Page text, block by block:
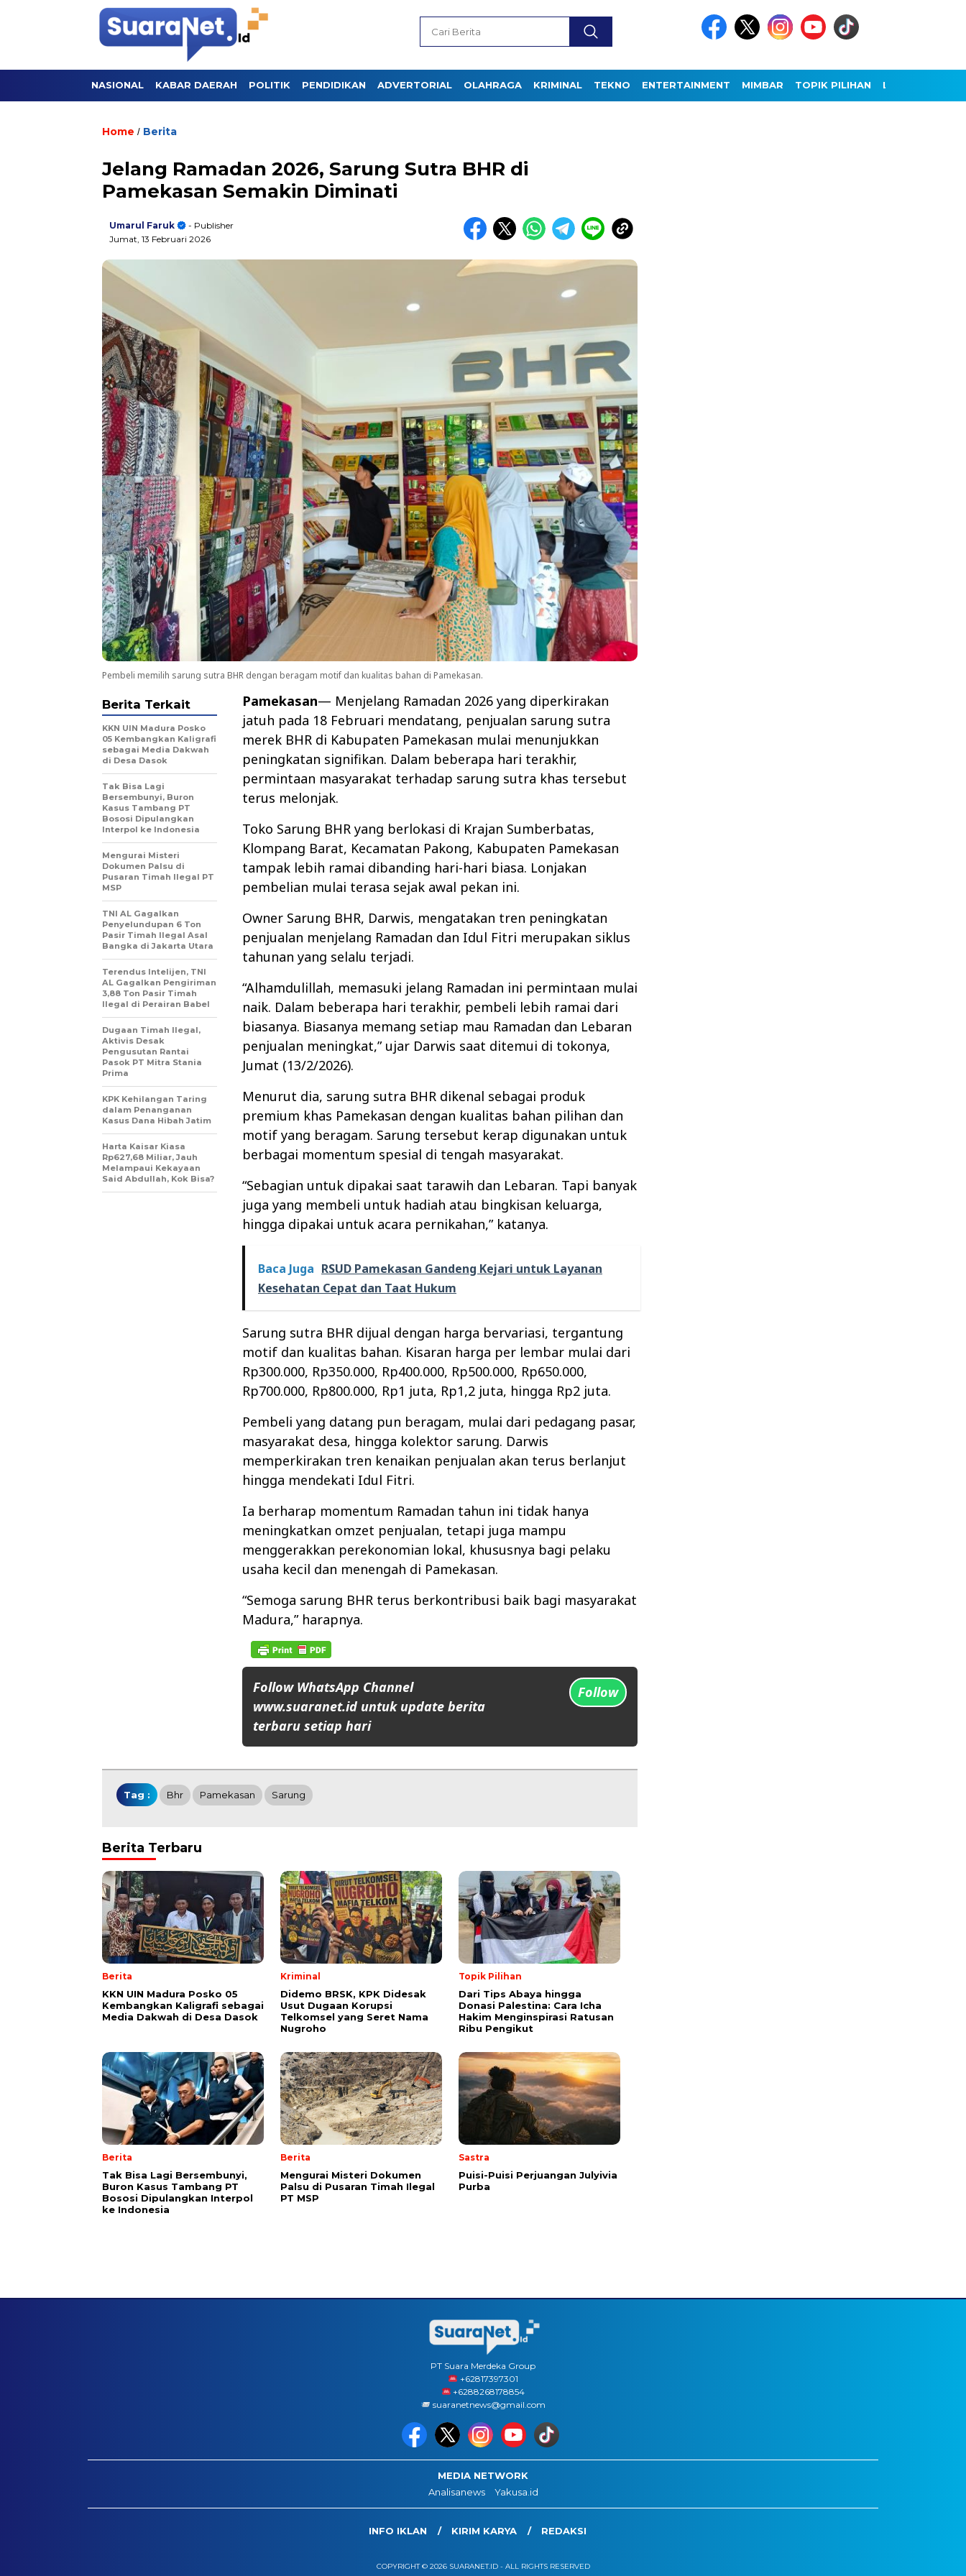
NASIONAL KABAR DAERAH POLITIK PENDIDIKAN ADVERTORIAL OLAHRAGA KRIMINAL TEKNO ENTERTAINMENT MIMBAR TOPIK PILIHAN LAINNYA
Home / Berita
Jelang Ramadan 2026, Sarung Sutra BHR di
Pamekasan Semakin Diminati
Umarul Faruk
- Publisher
Jumat, 13 Februari 2026
Pembeli memilih sarung sutra BHR dengan beragam motif dan kualitas bahan di Pamekasan.
Pamekasan— Menjelang Ramadan 2026 yang diperkirakan
jatuh pada 18 Februari mendatang, penjualan sarung sutra
merek BHR di Kabupaten Pamekasan mulai menunjukkan
peningkatan signifikan. Dalam beberapa hari terakhir,
permintaan masyarakat terhadap sarung sutra khas tersebut
terus melonjak.
Toko Sarung BHR yang berlokasi di Krajan Sumberbatas,
Klompang Barat, Kecamatan Pakong, Kabupaten Pamekasan
tampak lebih ramai dibanding hari-hari biasa. Lonjakan
pembelian mulai terasa sejak awal pekan ini.
Owner Sarung BHR, Darwis, mengatakan tren peningkatan
penjualan menjelang Ramadan dan Idul Fitri merupakan siklus
tahunan yang selalu terjadi.
“Alhamdulillah, memasuki jelang Ramadan ini permintaan mulai
naik. Dalam beberapa hari terakhir, pembeli lebih ramai dari
biasanya. Biasanya memang setiap mau Ramadan dan Lebaran
penjualan meningkat,” ujar Darwis saat ditemui di tokonya,
Jumat (13/2/2026).
Menurut dia, sarung sutra BHR dikenal sebagai produk
premium khas Pamekasan dengan kualitas bahan pilihan dan
motif yang beragam. Sarung tersebut kerap digunakan untuk
berbagai momentum spesial di tengah masyarakat.
“Sebagian untuk dipakai saat tarawih dan Lebaran. Tapi banyak
juga yang membeli untuk hadiah atau bingkisan keluarga,
hingga dipakai untuk acara pernikahan,” katanya.
Baca Juga RSUD Pamekasan Gandeng Kejari untuk Layanan
Kesehatan Cepat dan Taat Hukum
Sarung sutra BHR dijual dengan harga bervariasi, tergantung
motif dan kualitas bahan. Kisaran harga per lembar mulai dari
Rp300.000, Rp350.000, Rp400.000, Rp500.000, Rp650.000,
Rp700.000, Rp800.000, Rp1 juta, Rp1,2 juta, hingga Rp2 juta.
Pembeli yang datang pun beragam, mulai dari pedagang pasar,
masyarakat desa, hingga kolektor sarung. Darwis
memperkirakan tren kenaikan penjualan akan terus berlanjut
hingga mendekati Idul Fitri.
Ia berharap momentum Ramadan tahun ini tidak hanya
meningkatkan omzet penjualan, tetapi juga mampu
menggerakkan perekonomian lokal, khususnya bagi pelaku
usaha kecil dan menengah di Pamekasan.
“Semoga sarung BHR terus berkontribusi baik bagi masyarakat
Madura,” harapnya.
Follow WhatsApp Channel
www.suaranet.id untuk update berita
terbaru setiap hari
Follow
Berita Terkait
KKN UIN Madura Posko
05 Kembangkan Kaligrafi
sebagai Media Dakwah
di Desa Dasok
Tak Bisa Lagi
Bersembunyi, Buron
Kasus Tambang PT
Bososi Dipulangkan
Interpol ke Indonesia
Mengurai Misteri
Dokumen Palsu di
Pusaran Timah Ilegal PT
MSP
TNI AL Gagalkan
Penyelundupan 6 Ton
Pasir Timah Ilegal Asal
Bangka di Jakarta Utara
Terendus Intelijen, TNI
AL Gagalkan Pengiriman
3,88 Ton Pasir Timah
Ilegal di Perairan Babel
Dugaan Timah Ilegal,
Aktivis Desak
Pengusutan Rantai
Pasok PT Mitra Stania
Prima
KPK Kehilangan Taring
dalam Penanganan
Kasus Dana Hibah Jatim
Harta Kaisar Kiasa
Rp627,68 Miliar, Jauh
Melampaui Kekayaan
Said Abdullah, Kok Bisa?
Tag : Bhr Pamekasan Sarung
Berita Terbaru
Berita
KKN UIN Madura Posko 05
Kembangkan Kaligrafi sebagai
Media Dakwah di Desa Dasok
Kriminal
Didemo BRSK, KPK Didesak
Usut Dugaan Korupsi
Telkomsel yang Seret Nama
Nugroho
Topik Pilihan
Dari Tips Abaya hingga
Donasi Palestina: Cara Icha
Hakim Menginspirasi Ratusan
Ribu Pengikut
Berita
Tak Bisa Lagi Bersembunyi,
Buron Kasus Tambang PT
Bososi Dipulangkan Interpol
ke Indonesia
Berita
Mengurai Misteri Dokumen
Palsu di Pusaran Timah Ilegal
PT MSP
Sastra
Puisi-Puisi Perjuangan Julyivia
Purba
PT Suara Merdeka Group
‪+62817397301
+6288268178854
suaranetnews@gmail.com
MEDIA NETWORK
Analisanews
Yakusa.id
INFO IKLAN KIRIM KARYA REDAKSI
COPYRIGHT © 2026 SUARANET.ID - ALL RIGHTS RESERVED